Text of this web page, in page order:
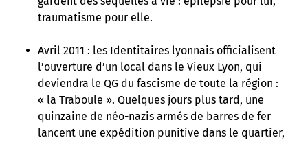
traumatisme pour elle.
Avril 2011 : les Identitaires lyonnais officialisent
l’ouverture d’un local dans le Vieux Lyon, qui
deviendra le QG du fascisme de toute la région :
« la Traboule ». Quelques jours plus tard, une
quinzaine de néo-nazis armés de barres de fer
lancent une expédition punitive dans le quartier,